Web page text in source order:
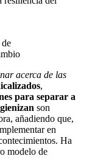
acerca de las
,
para separar a
son
añadiendo que,
en
Ha
modelo de